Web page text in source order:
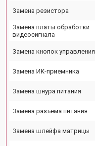
Замена резистора
Замена платы обработки
видеосигнала
Замена кнопок управления
Замена ИК-приемника
Замена шнура питания
Замена разъема питания
Замена шлейфа матрицы